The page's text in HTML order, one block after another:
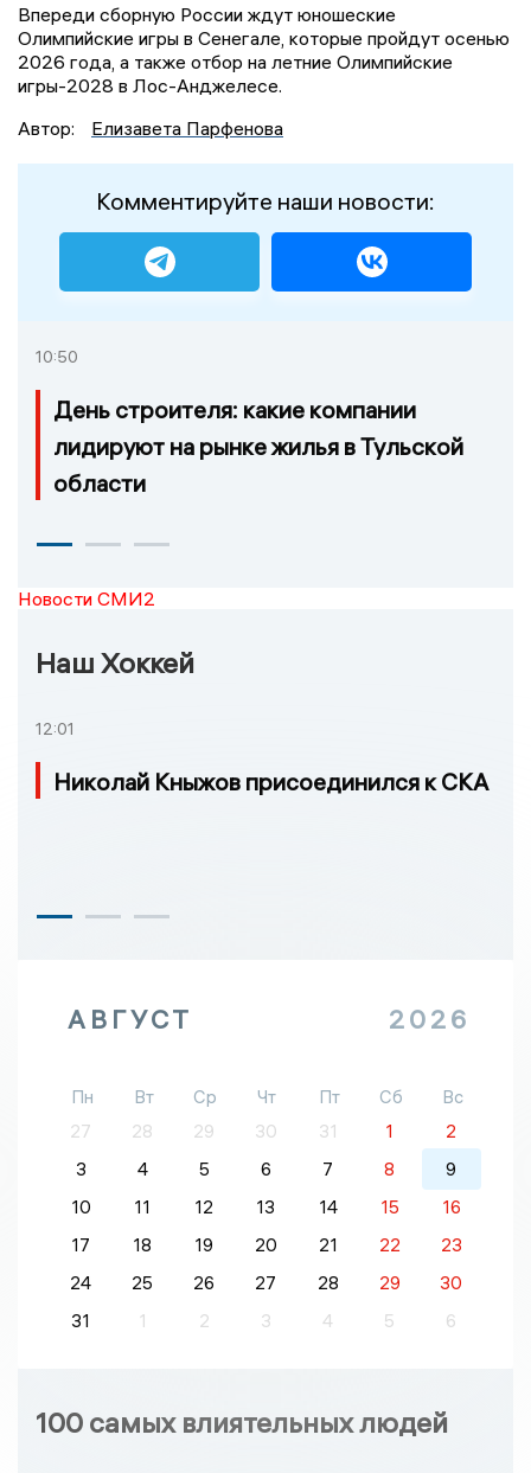
Впереди сборную России ждут юношеские
Олимпийские игры в Сенегале, которые пройдут осенью
2026 года, а также отбор на летние Олимпийские
игры-2028 в Лос-Анджелесе.
Автор:
Елизавета Парфенова
Комментируйте наши новости:
10:50
День строителя: какие компании
лидируют на рынке жилья в Тульской
области
Новости СМИ2
Наш Хоккей
12:01
Николай Кныжов присоединился к СКА
АВГУСТ 2026
Пн Вт Ср Чт Пт Сб
Вс
27
28 29 30 31 1
2
3
4 5 6 7 8
9
10
11 12 13 14 15
16
17
18 19 20 21 22
23
24
25 26 27 28 29
30
31
1 2 3 4 5 6
100 самых влиятельных людей